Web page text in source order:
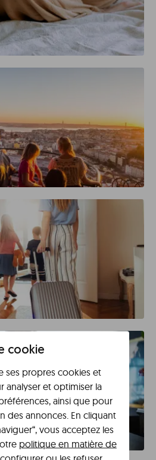
cookie
ses propres cookies et
analyser et optimiser la
ainsi que pour
des annonces. En cliquant
vous acceptez les
politique en matière de
configurer ou les refuser,